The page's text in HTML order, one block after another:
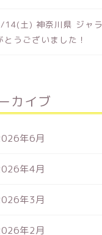
ありがとうござ
ト 日) 栃木県『ダイ
ありがとうご
ト土) 石川県 ジャラ
14(土) 神奈川県 ジャ
とうございました！
カイブ
年6月
年4月
年3月
年2月